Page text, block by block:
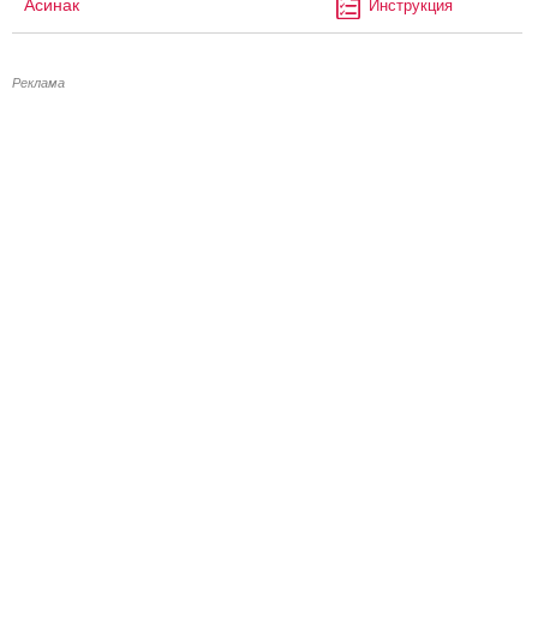
Асинак Инструкция
Реклама